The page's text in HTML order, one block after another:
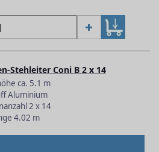
Stehleiter Coni B 2 x 14
ca. 5.1 m
Aluminium
2 x 14
4.02 m